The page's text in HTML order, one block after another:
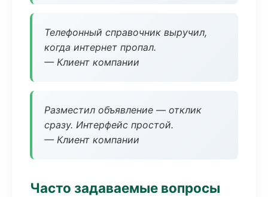
Телефонный справочник выручил,
когда интернет пропал.
— Клиент компании
Разместил объявление — отклик
сразу. Интерфейс простой.
— Клиент компании
Часто задаваемые вопросы